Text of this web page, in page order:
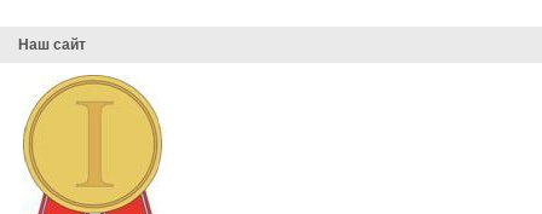
Наш сайт